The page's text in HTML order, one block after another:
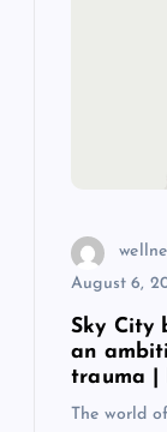
August 6,
Sky City
an
trauma |
The world